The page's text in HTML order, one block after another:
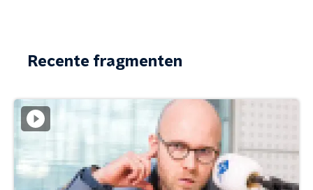
Recente fragmenten